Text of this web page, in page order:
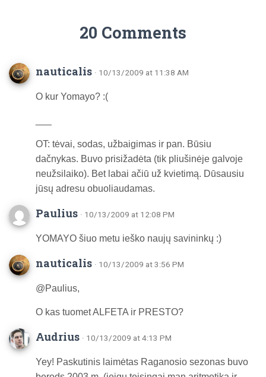
20 Comments
nauticalis · 10/13/2009 at 11:38 AM
O kur Yomayo? :(
OT: tėvai, sodas, užbaigimas ir pan. Būsiu
dačnykas. Buvo prisižadėta (tik pliušinėje galvoje
neužsilaiko). Bet labai ačiū už kvietimą. Dūsausiu
jūsų adresu obuoliaudamas.
Paulius · 10/13/2009 at 12:08 PM
YOMAYO šiuo metu ieško naujų savininkų :)
nauticalis · 10/13/2009 at 3:56 PM
@Paulius,
O kas tuomet ALFETA ir PRESTO?
Audrius · 10/13/2009 at 4:13 PM
Yey! Paskutinis laimėtas Raganosio sezonas buvo